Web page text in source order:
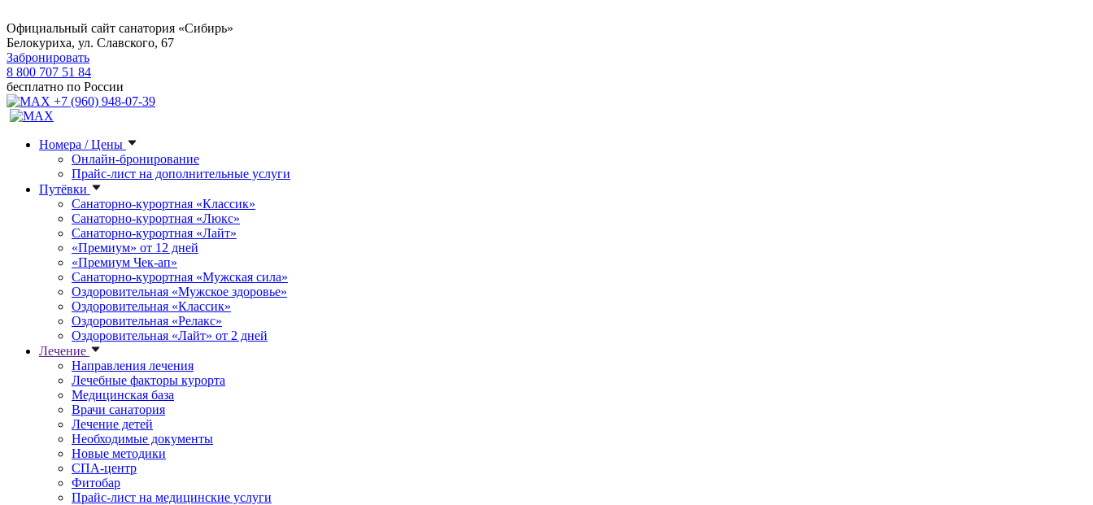
Официальный сайт санатория «Сибирь»
Белокуриха, ул. Славского, 67
Забронировать
8 800 707 51 84
бесплатно по России
+7 (960) 948-07-39
Номера / Цены
Онлайн-бронирование
Прайс-лист на дополнительные услуги
Путёвки
Санаторно-курортная «Классик»
Санаторно-курортная «Люкс»
Санаторно-курортная «Лайт»
«Премиум» от 12 дней
«Премиум Чек-ап»
Санаторно-курортная «Мужская сила»
Оздоровительная «Мужское здоровье»
Оздоровительная «Классик»
Оздоровительная «Релакс»
Оздоровительная «Лайт» от 2 дней
Лечение
Направления лечения
Лечебные факторы курорта
Медицинская база
Врачи санатория
Лечение детей
Необходимые документы
Новые методики
СПА-центр
Фитобар
Прайс-лист на медицинские услуги